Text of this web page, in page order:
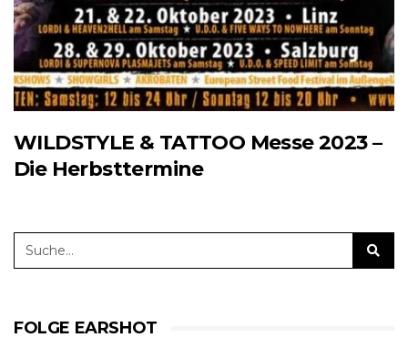
WILDSTYLE & TATTOO Messe 2023 –
Die Herbsttermine
FOLGE EARSHOT